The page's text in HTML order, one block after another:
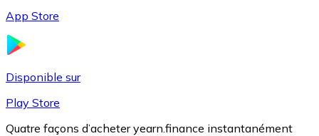
App Store
Disponible sur
Play Store
Quatre façons d’acheter yearn.finance instantanément